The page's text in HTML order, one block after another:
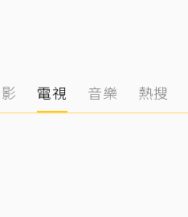
電視 音樂 熱搜